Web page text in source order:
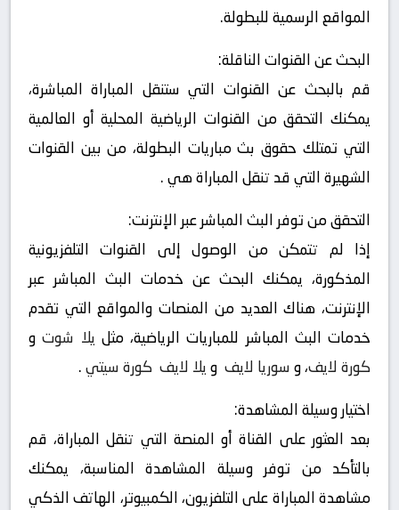
المواقع الرسمية للبطولة.
البحث عن القنوات الناقلة:
قم بالبحث عن القنوات التي ستنقل المباراة المباشرة،
يمكنك التحقق من القنوات الرياضية المحلية أو العالمية
التي تمتلك حقوق بث مباريات البطولة، من بين القنوات
الشهيرة التي قد تنقل المباراة هي .
التحقق من توفر البث المباشر عبر الإنترنت:
إذا لم تتمكن من الوصول إلى القنوات التلفزيونية
المذكورة، يمكنك البحث عن خدمات البث المباشر عبر
الإنترنت، هناك العديد من المنصات والمواقع التي تقدم
خدمات البث المباشر للمباريات الرياضية، مثل يلا شوتو
كورة لايف، وسوريا لايف ويلا لايف كورة سيتي.
اختيار وسيلة المشاهدة:
بعد العثور على القناة أو المنصة التي تنقل المباراة، قم
بالتأكد من توفر وسيلة المشاهدة المناسبة، يمكنك
مشاهدة المباراة على التلفزيون، الكمبيوتر، الهاتف الذكي